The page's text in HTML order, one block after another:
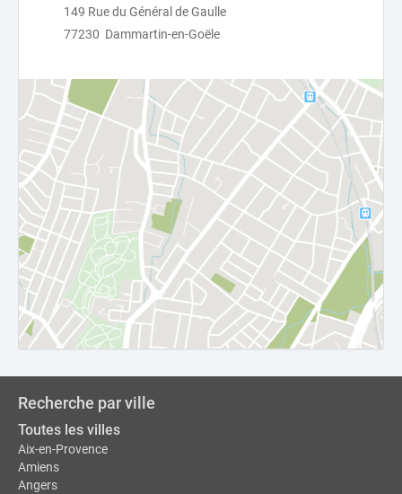
149 Rue du Général de Gaulle
77230 Dammartin-en-Goële
Recherche par ville
Toutes les villes
Aix-en-Provence
Amiens
Angers